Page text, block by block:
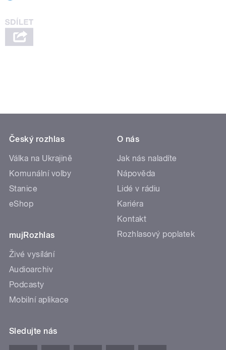
Český rozhlas
Válka na Ukrajině
Komunální volby
Stanice
eShop
mujRozhlas
Živé vysílání
Audioarchiv
Podcasty
Mobilní aplikace
O nás
Jak nás naladíte
Nápověda
Lidé v rádiu
Kariéra
Kontakt
Rozhlasový poplatek
Sledujte nás